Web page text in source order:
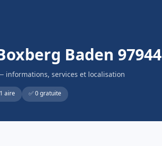
Baden 97944
informations, services et localisation
aire ✅ 0 gratuite